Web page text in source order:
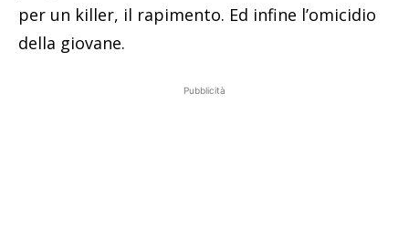
per un killer, il rapimento. Ed infine l’omicidio
della giovane.
Pubblicità